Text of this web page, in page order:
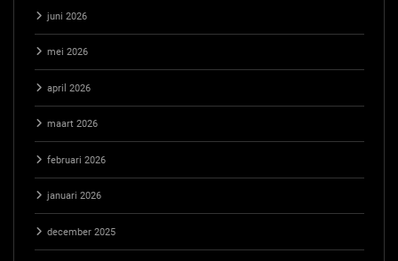
juni 2026
mei 2026
april 2026
maart 2026
februari 2026
januari 2026
december 2025